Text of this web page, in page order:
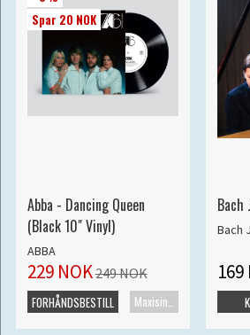
Spar 20 NOK
Abba - Dancing Queen
(Black 10" Vinyl)
ABBA
229 NOK249 NOK
Maxisingel
FORHÅNDSBESTILL
Bach
Bach
169